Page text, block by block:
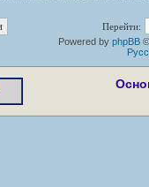
Перейти:
Powered by phpBB